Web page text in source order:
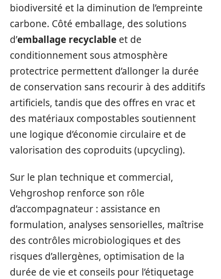
biodiversité et la diminution de l’empreinte
carbone. Côté emballage, des solutions
d’emballage recyclable et de
conditionnement sous atmosphère
protectrice permettent d’allonger la durée
de conservation sans recourir à des additifs
artificiels, tandis que des offres en vrac et
des matériaux compostables soutiennent
une logique d’économie circulaire et de
valorisation des coproduits (upcycling).
Sur le plan technique et commercial,
Vehgroshop renforce son rôle
d’accompagnateur : assistance en
formulation, analyses sensorielles, maîtrise
des contrôles microbiologiques et des
risques d’allergènes, optimisation de la
durée de vie et conseils pour l’étiquetage